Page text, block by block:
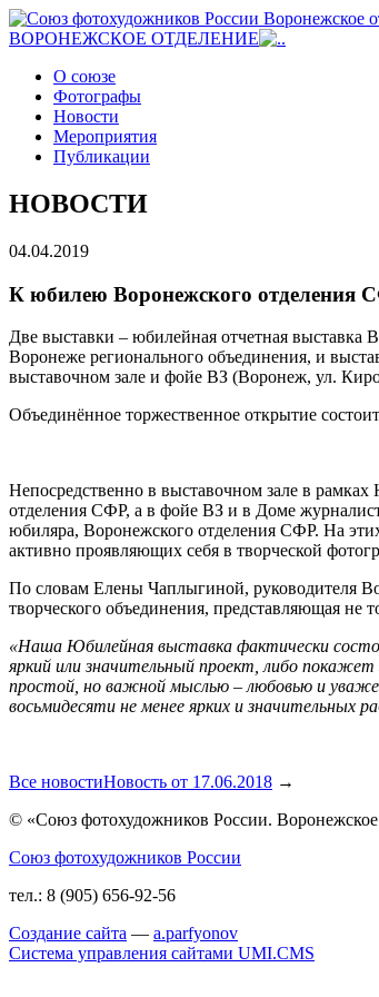
ВОРОНЕЖСКОЕ ОТДЕЛЕНИЕ
О союзе
Фотографы
Новости
Мероприятия
Публикации
НОВОСТИ
04.04.2019
К юбилею Воронежского отделения
Две выставки – юбилейная отчетная выставка
Воронеже регионального объединения, и
выставочном зале и фойе ВЗ (Воронеж, ул.
Объединённое торжественное открытие
Непосредственно в выставочном зале в
отделения СФР, а в фойе ВЗ и в Доме
юбиляра, Воронежского отделения СФР. На
активно проявляющих себя в творческой
По словам Елены Чаплыгиной, руководителя
творческого объединения, представляющая не
«Наша Юбилейная выставка фактически
яркий или значительный проект, либо
простой, но важной мыслью – любовью и
восьмидесяти не менее ярких и значительных
Все новостиНовость от 17.06.2018 →
© «Союз фотохудожников России.
Союз фотохудожников России
тел.: 8 (905) 656-92-56
Создание сайта — a.parfyonov
Система управления сайтами UMI.CMS